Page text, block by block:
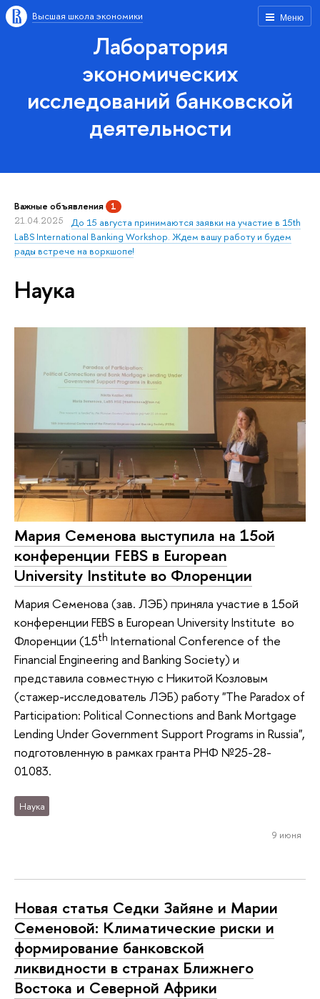
Меню
Высшая школа экономики
Лаборатория
экономических
исследований банковской
деятельности
Важные объявления 1
21.04.2025
До 15 августа принимаются заявки на участие в 15th
LaBS International Banking Workshop. Ждем вашу работу и будем
рады встрече на воркшопе!
Наука
Мария Семенова выступила на 15ой
конференции FEBS в European
University Institute во Флоренции
Мария Семенова (зав. ЛЭБ) приняла участие в 15ой
конференции FEBS в European University Institute во
Флоренции (15th International Conference of the
Financial Engineering and Banking Society) и
представила совместную с Никитой Козловым
(стажер-исследователь ЛЭБ) работу "The Paradox of
Participation: Political Connections and Bank Mortgage
Lending Under Government Support Programs in Russia",
подготовленную в рамках гранта РНФ №25-28-
01083.
Наука
9 июня
Новая статья Седки Зайяне и Марии
Семеновой: Климатические риски и
формирование банковской
ликвидности в странах Ближнего
Востока и Северной Африки